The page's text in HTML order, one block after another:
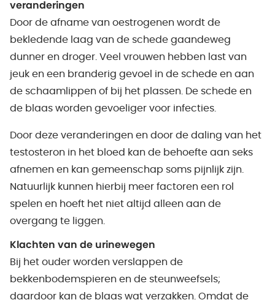
veranderingen
Door de afname van oestrogenen wordt de
bekledende laag van de schede gaandeweg
dunner en droger. Veel vrouwen hebben last van
jeuk en een branderig gevoel in de schede en aan
de schaamlippen of bij het plassen. De schede en
de blaas worden gevoeliger voor infecties.
Door deze veranderingen en door de daling van het
testosteron in het bloed kan de behoefte aan seks
afnemen en kan gemeenschap soms pijnlijk zijn.
Natuurlijk kunnen hierbij meer factoren een rol
spelen en hoeft het niet altijd alleen aan de
overgang te liggen.
Klachten van de urinewegen
Bij het ouder worden verslappen de
bekkenbodemspieren en de steunweefsels;
daardoor kan de blaas wat verzakken. Omdat de